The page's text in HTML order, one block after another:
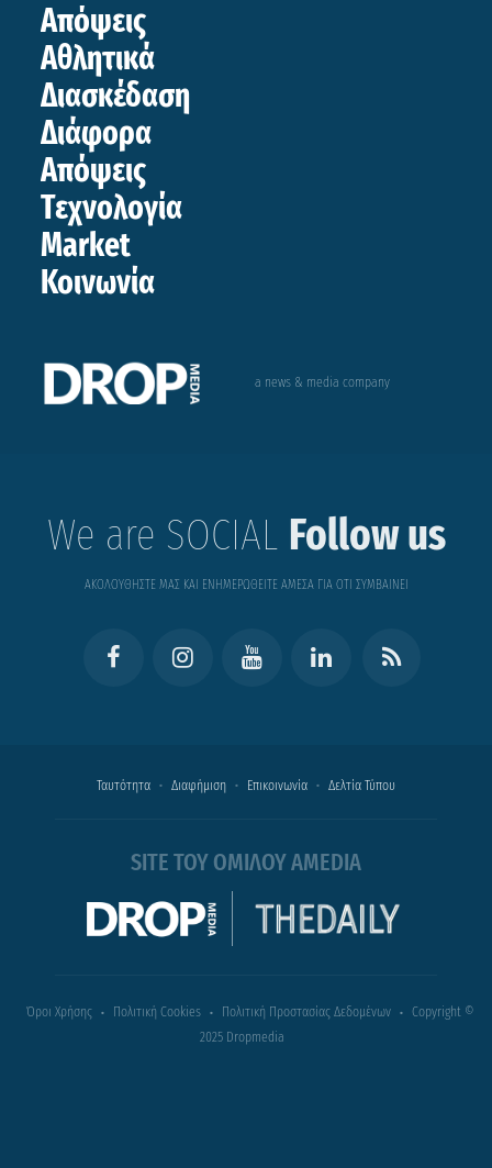
Απόψεις
Αθλητικά
Διασκέδαση
Διάφορα
Απόψεις
Τεχνολογία
Market
Κοινωνία
a news & media company
We are SOCIAL Follow us
ΑΚΟΛΟΥΘΗΣΤΕ ΜΑΣ ΚΑΙ ΕΝΗΜΕΡΩΘΕΙΤΕ ΑΜΕΣΑ ΓΙΑ ΟΤΙ ΣΥΜΒΑΙΝΕΙ
Ταυτότητα Διαφήμιση Επικοινωνία Δελτία Τύπου
SITE ΤΟΥ ΟΜΙΛΟΥ AMEDIA
Όροι Χρήσης Πολιτική Cookies Πολιτική Προστασίας Δεδομένων
Copyright ©
2025 Dropmedia